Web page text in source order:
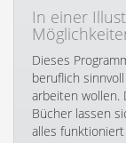
In einer
Dieses
beruflich
arbeiten wollen.
Bücher lassen
alles